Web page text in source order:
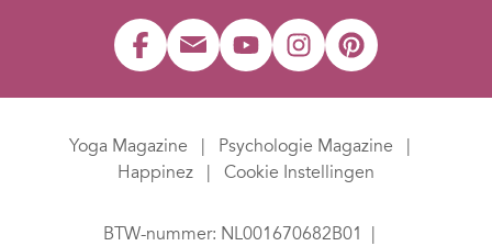
Yoga Magazine
Psychologie Magazine
Happinez
Cookie Instellingen
BTW-nummer: NL001670682B01